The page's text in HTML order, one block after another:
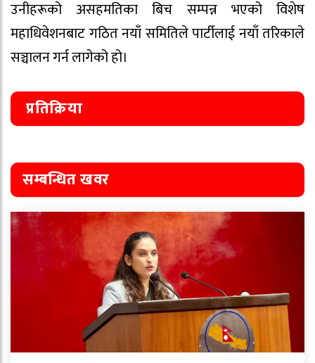
उनीहरूको असहमतिका बिच सम्पन्न भएको विशेष
महाधिवेशनबाट गठित नयाँ समितिले पार्टीलाई नयाँ तरिकाले
सञ्चालन गर्न लागेको हो।
प्रतिक्रिया
सम्बन्धित खवर